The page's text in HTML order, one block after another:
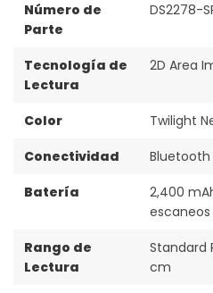
Número de
Parte
DS2278-
Tecnología de
Lectura
2D Area
Color
Twilight
Conectividad
Bluetooth
Batería
2,400
Rango de
Lectura
Standard
cm